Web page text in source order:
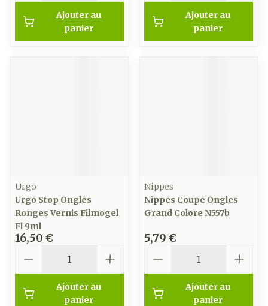
Ajouter au
panier
Ajouter au
panier
Urgo
Urgo Stop Ongles
Ronges Vernis Filmogel
Fl 9ml
16,50 €
Ajouter au
panier
Nippes
Nippes Coupe Ongles
Grand Colore N557b
5,79 €
Ajouter au
panier